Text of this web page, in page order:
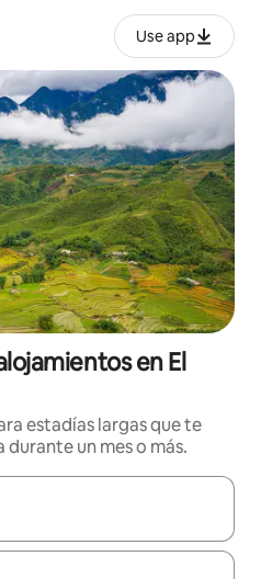
Use app
en El
estadías largas que te
un mes o más.
disponibles, navega con las